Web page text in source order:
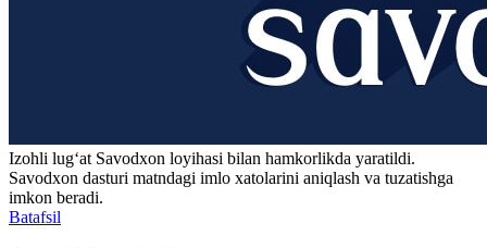
Izohli lugʻat Savodxon loyihasi bilan hamkorlikda yaratildi.
Savodxon dasturi matndagi imlo xatolarini aniqlash va tuzatishga
imkon beradi.
Batafsil